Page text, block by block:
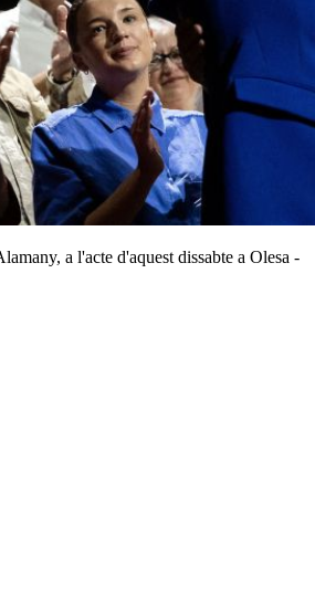
a l'acte d'aquest dissabte a Olesa -